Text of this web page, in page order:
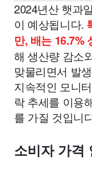
2024년산 햇과
이 예상됩니다.
만, 배는 16.7%
해 생산량 감소
맞물리면서 발
지속적인 모니
락 추세를 이용
를 가질 것입니
소비자 가격